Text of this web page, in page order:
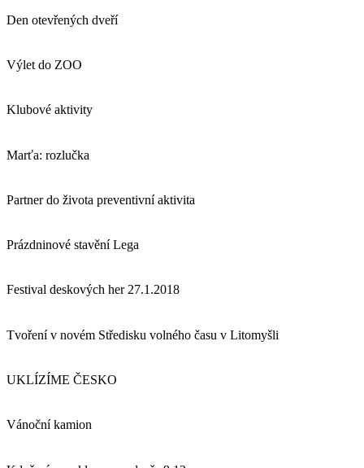
Den otevřených dveří
Výlet do ZOO
Klubové aktivity
Marťa: rozlučka
Partner do života preventivní aktivita
Prázdninové stavění Lega
Festival deskových her 27.1.2018
Tvoření v novém Středisku volného času v Litomyšli
UKLÍZÍME ČESKO
Vánoční kamion